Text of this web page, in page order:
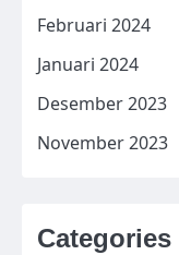
Februari 2024
Januari 2024
Desember 2023
November 2023
Categories